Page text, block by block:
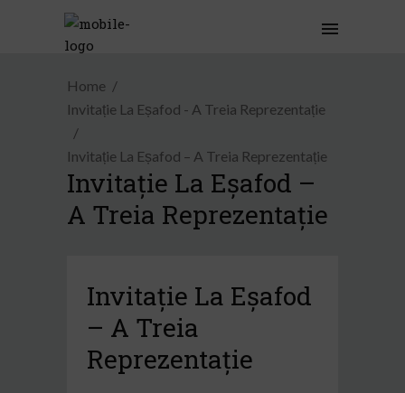
Home
Invitație La Eșafod - A Treia Reprezentație
Invitație La Eșafod – A Treia Reprezentație
Invitație La Eșafod –
A Treia Reprezentație
Invitație La Eșafod
– A Treia
Reprezentație